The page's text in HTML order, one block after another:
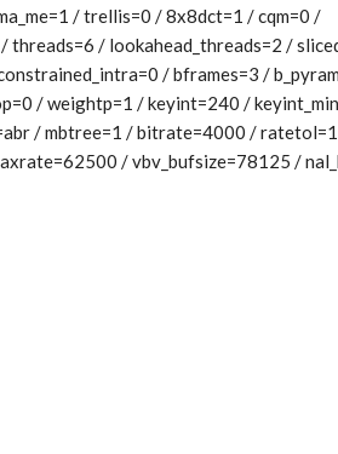
/ trellis=0 / 8x8dct=1 / cqm=0 /
/ lookahead_threads=2 /
/ bframes=3 /
/ weightp=1 / keyint=240 /
/ mbtree=1 / bitrate=4000 /
/ vbv_bufsize=78125 /